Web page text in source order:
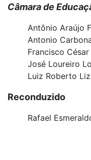
Câmara de
Antônio Araújo
Antonio
Francisco
José Loureiro
Luiz Roberto
Reconduzido
Rafael